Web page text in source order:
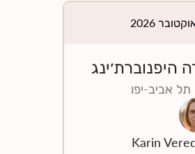
היפנוברת׳ינג
תל אביב-יפו
Karin